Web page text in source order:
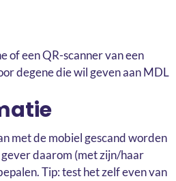
of een QR-scanner van een
degene die wil geven aan MDL
met de mobiel gescand worden
daarom (met zijn/haar
Tip: test het zelf even van